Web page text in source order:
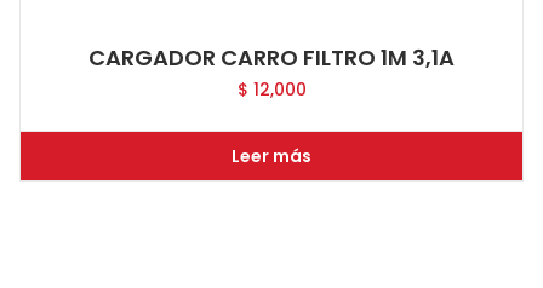
CARGADOR CARRO FILTRO 1M 3,1A
$ 12,000
Leer más